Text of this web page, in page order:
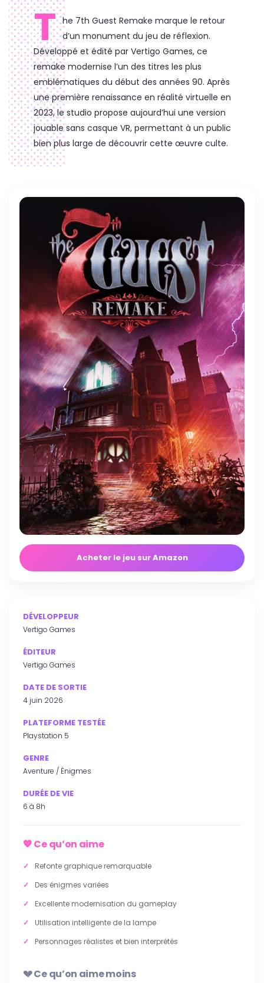
T he 7th Guest Remake marque le retour
d’un monument du jeu de réflexion.
Développé et édité par Vertigo Games, ce
remake modernise l’un des titres les plus
emblématiques du début des années 90. Après
une première renaissance en réalité virtuelle en
2023, le studio propose aujourd’hui une version
jouable sans casque VR, permettant à un public
bien plus large de découvrir cette œuvre culte.
Acheter le jeu sur Amazon
DÉVELOPPEUR
Vertigo Games
ÉDITEUR
Vertigo Games
DATE DE SORTIE
4 juin 2026
PLATEFORME TESTÉE
Playstation 5
GENRE
Aventure / Énigmes
DURÉE DE VIE
6 à 8h
Ce qu’on aime
Refonte graphique remarquable
Des énigmes variées
Excellente modernisation du gameplay
Utilisation intelligente de la lampe
Personnages réalistes et bien interprétés
Ce qu’on aime moins